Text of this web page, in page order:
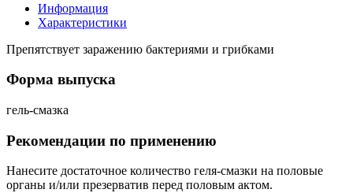
Информация
Характеристики
Препятствует заражению бактериями и грибками
Форма выпуска
гель-смазка
Рекомендации по применению
Нанесите достаточное количество геля-смазки на половые
органы и/или презерватив перед половым актом.